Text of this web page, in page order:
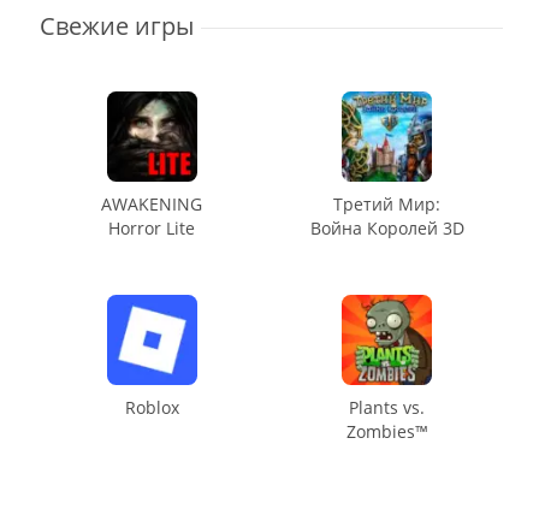
Свежие игры
AWAKENING
Horror Lite
Третий Мир:
Война Королей 3D
Roblox
Plants vs.
Zombies™